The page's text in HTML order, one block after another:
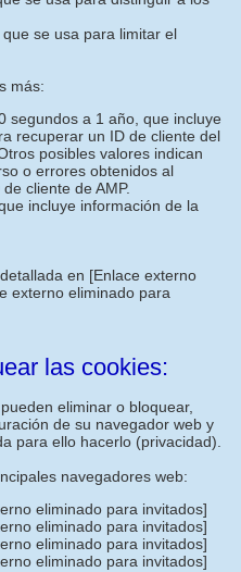
que se usa para limitar el
más:
segundos a 1 año, que incluye
recuperar un ID de cliente del
posibles valores indican
o errores obtenidos al
cliente de AMP.
incluye información de la
en [Enlace externo
externo eliminado para
las cookies:
eliminar o bloquear,
de su navegador web y
para ello hacerlo (privacidad).
navegadores web:
eliminado para invitados]
eliminado para invitados]
eliminado para invitados]
eliminado para invitados]